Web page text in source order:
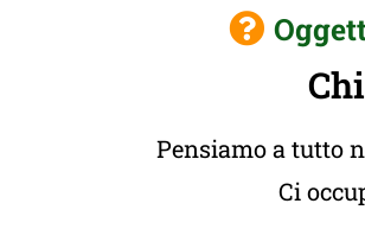
Pensiamo a tutto
Ci